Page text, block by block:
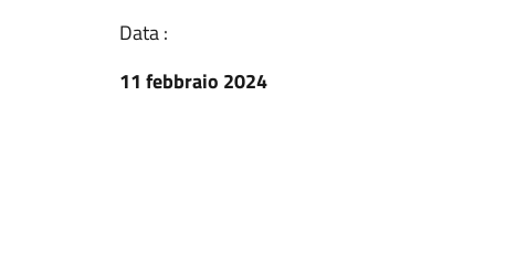
Data :
11 febbraio 2024